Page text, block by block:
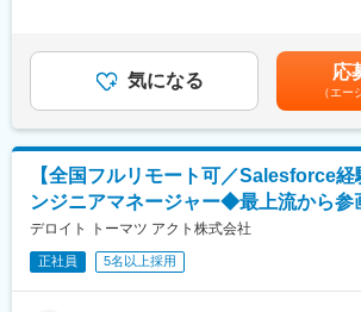
導入展開・運用保守までEnd to Endでサー
出来ます。
デロイトトーマツ／コンサルティング（
Unit）では、Digital Technology（
策定から要件定義・導入展開・運用保守ま
スを提供します。
また、システム開発、運用・保守業務は
います。
■取り扱いサービス例：
Salesforce（Sales,Service,Platform開発
を通じて上下する可能性があります。月給
た表記です。気になる 応
（エー
【全国フルリモート可／Salesforce
ンジニアマネージャー◆最上流から参
デロイト トーマツ アクト株式会社
正社員 5名以上採用